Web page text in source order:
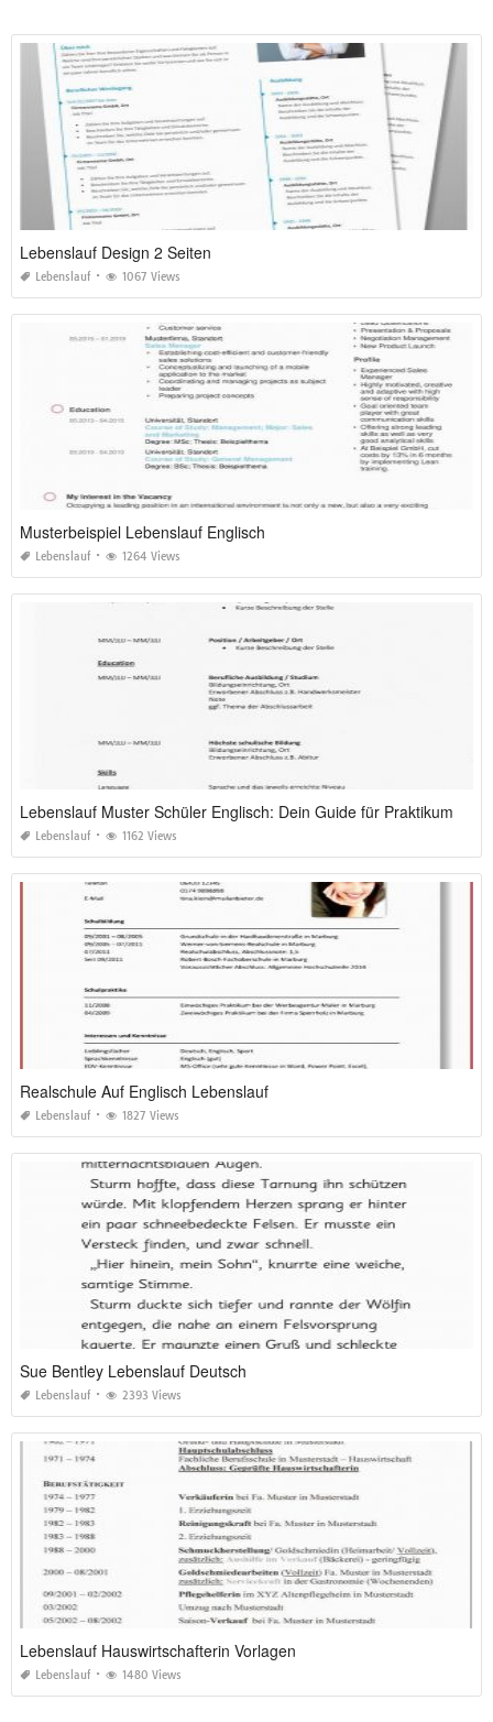
Lebenslauf Design 2 Seiten
Lebenslauf 1067 Views
Musterbeispiel Lebenslauf Englisch
Lebenslauf 1264 Views
Lebenslauf 1162 Views
Realschule Auf Englisch Lebenslauf
Lebenslauf 1827 Views
Sue Bentley Lebenslauf Deutsch
Lebenslauf 2393 Views
Lebenslauf Hauswirtschafterin Vorlagen
Lebenslauf 1480 Views